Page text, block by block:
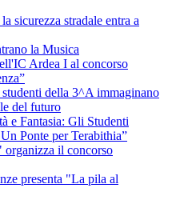
sicurezza stradale entra a
la Musica
Ardea I al concorso
della 3^A immaginano
del futuro
e Fantasia: Gli Studenti
Ponte per Terabithia”
il concorso
presenta "La pila al